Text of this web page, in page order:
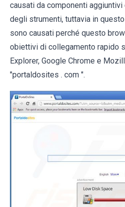
causati da componenti
degli strumenti, tuttavia in
sono causati perché questo
obiettivi di collegamento rapido
Explorer, Google Chrome e
"portaldosites . com ".